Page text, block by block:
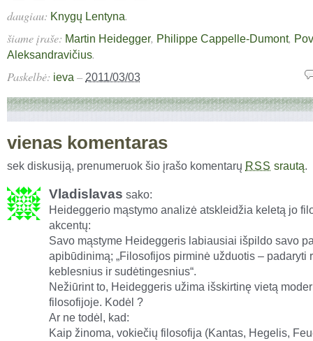
daugiau: Knygų Lentyna.
šiame įraše: Martin Heidegger, Philippe Cappelle-Dumont,
Aleksandravičius.
Paskelbė: ieva – 2011/03/03
vienas komentaras
sek diskusiją, prenumeruok šio įrašo komentarų RSS srautą.
Vladislavas sako:
Heideggerio mąstymo analizė atskleidžia keletą jo
akcentų:
Savo mąstyme Heideggeris labiausiai išpildo savo
apibūdinimą; „Filosofijos pirminė užduotis – padaryti
keblesnius ir sudėtingesnius“.
Nežiūrint to, Heideggeris užima išskirtinę vietą
filosofijoje. Kodėl ?
Ar ne todėl, kad:
Kaip žinoma, vokiečių filosofija (Kantas, Hegelis,